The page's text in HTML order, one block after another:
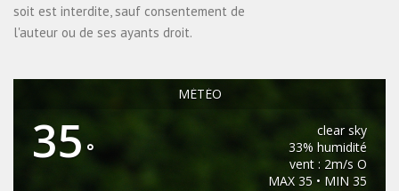
soit est interdite, sauf consentement de
l'auteur ou de ses ayants droit.
MÉTÉO
35 °
clear sky
33% humidité
vent : 2m/s O
MAX 35 • MIN 35